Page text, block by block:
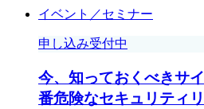
イベント／セミナー
申し込み受付中
今、知っておくべきサ
番危険なセキュリティ